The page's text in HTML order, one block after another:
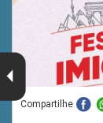
Compartilhe